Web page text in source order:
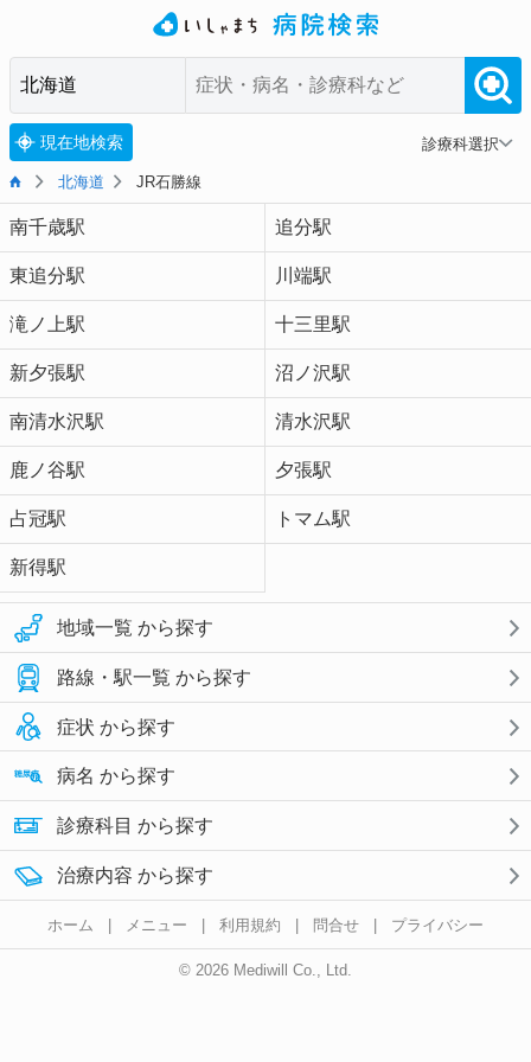
現在地検索 診療科選択
北海道 JR石勝線
南千歳駅 追分駅
東追分駅 川端駅
滝ノ上駅 十三里駅
新夕張駅 沼ノ沢駅
南清水沢駅 清水沢駅
鹿ノ谷駅 夕張駅
占冠駅 トマム駅
新得駅
地域一覧 から探す
路線・駅一覧 から探す
症状 から探す
病名 から探す
診療科目 から探す
治療内容 から探す
ホーム | メニュー | 利用規約 | 問合せ | プライバシー
© 2026 Mediwill Co., Ltd.